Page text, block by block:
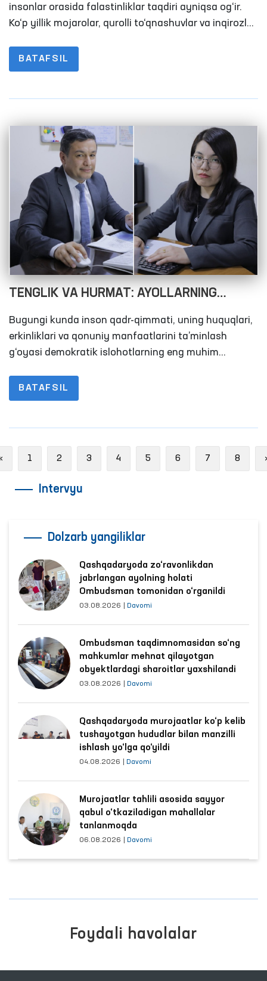
insonlar orasida falastinliklar taqdiri ayniqsa og‘ir.
Ko‘p yillik mojarolar, qurolli to‘qnashuvlar va inqirozlar
hayotidan ayrilgan
BATAFSIL
TENGLIK VA HURMAT: AYOLLARNING
HUQUQLARI KAFOLATI – JAMIYAT
TARAQQIYOTI OMILI!
Bugungi kunda inson qadr-qimmati, uning huquqlari,
erkinliklari va qonuniy manfaatlarini ta’minlash
g‘oyasi demokratik islohotlarning eng muhim
xotin-qizlarning huquqlari va erkinliklari har qanday
jamiyatda muhim o‘rin tutadi. Bu masala faqat bir
BATAFSIL
Previous
1 2 3 4 5 6 7 8
Intervyu
Dolzarb yangiliklar
Qashqadaryoda zo‘ravonlikdan
jabrlangan ayolning holati
Ombudsman tomonidan o‘rganildi
03.08.2026 Davomi
Ombudsman taqdimnomasidan so‘ng
mahkumlar mehnat qilayotgan
obyektlardagi sharoitlar yaxshilandi
03.08.2026 Davomi
Qashqadaryoda murojaatlar ko‘p kelib
tushayotgan hududlar bilan manzilli
ishlash yo‘lga qo‘yildi
04.08.2026 Davomi
Murojaatlar tahlili asosida sayyor
qabul o‘tkaziladigan mahallalar
tanlanmoqda
06.08.2026 Davomi
Foydali havolalar